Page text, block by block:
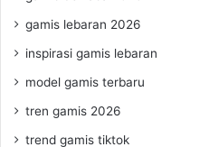
gamis lebaran 2026
inspirasi gamis lebaran
model gamis terbaru
tren gamis 2026
trend gamis tiktok